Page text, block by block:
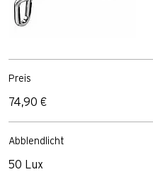
Preis
74,90 €
Abblendlicht
50 Lux